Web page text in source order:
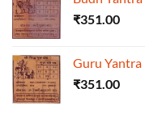
₹351.00
Guru Yantra
₹351.00